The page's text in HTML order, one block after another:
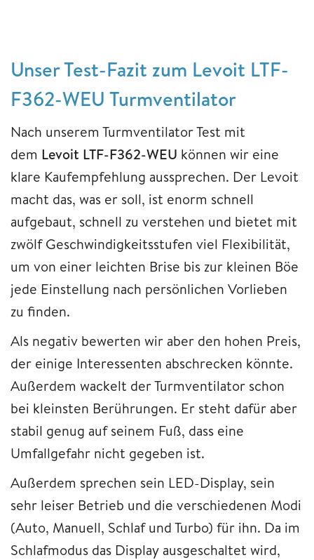
Unser Test-Fazit zum Levoit LTF-
F362-WEU Turmventilator
Nach unserem Turmventilator Test mit
dem Levoit LTF-F362-WEU können wir eine
klare Kaufempfehlung aussprechen. Der Levoit
macht das, was er soll, ist enorm schnell
aufgebaut, schnell zu verstehen und bietet mit
zwölf Geschwindigkeitsstufen viel Flexibilität,
um von einer leichten Brise bis zur kleinen Böe
jede Einstellung nach persönlichen Vorlieben
zu finden.
Als negativ bewerten wir aber den hohen Preis,
der einige Interessenten abschrecken könnte.
Außerdem wackelt der Turmventilator schon
bei kleinsten Berührungen. Er steht dafür aber
stabil genug auf seinem Fuß, dass eine
Umfallgefahr nicht gegeben ist.
Außerdem sprechen sein LED-Display, sein
sehr leiser Betrieb und die verschiedenen Modi
(Auto, Manuell, Schlaf und Turbo) für ihn. Da im
Schlafmodus das Display ausgeschaltet wird,